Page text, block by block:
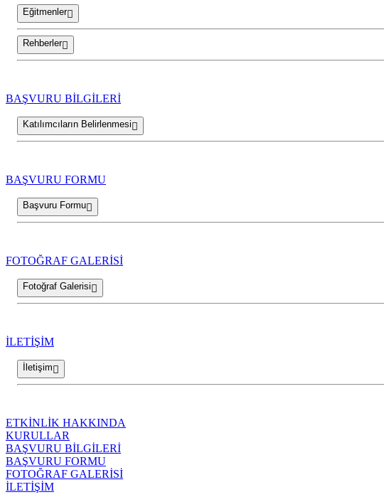
Eğitmenler
Rehberler
BAŞVURU BİLGİLERİ
Katılımcıların Belirlenmesi
BAŞVURU FORMU
Başvuru Formu
FOTOĞRAF GALERİSİ
Fotoğraf Galerisi
İLETİŞİM
İletişim
ETKİNLİK HAKKINDA
KURULLAR
BAŞVURU BİLGİLERİ
BAŞVURU FORMU
FOTOĞRAF GALERİSİ
İLETİŞİM